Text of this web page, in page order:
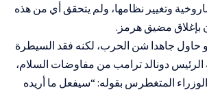
وتغيير نظامها، ولم يتحقق أي من هذه
بإغلاق مضيق هرمز.
حاول جاهدا شن الحرب، لكنه فقد السيطرة
الرئيس دونالد ترامب من مفاوضات السلام،
المتغطرس بقوله: “سيفعل ما أريده